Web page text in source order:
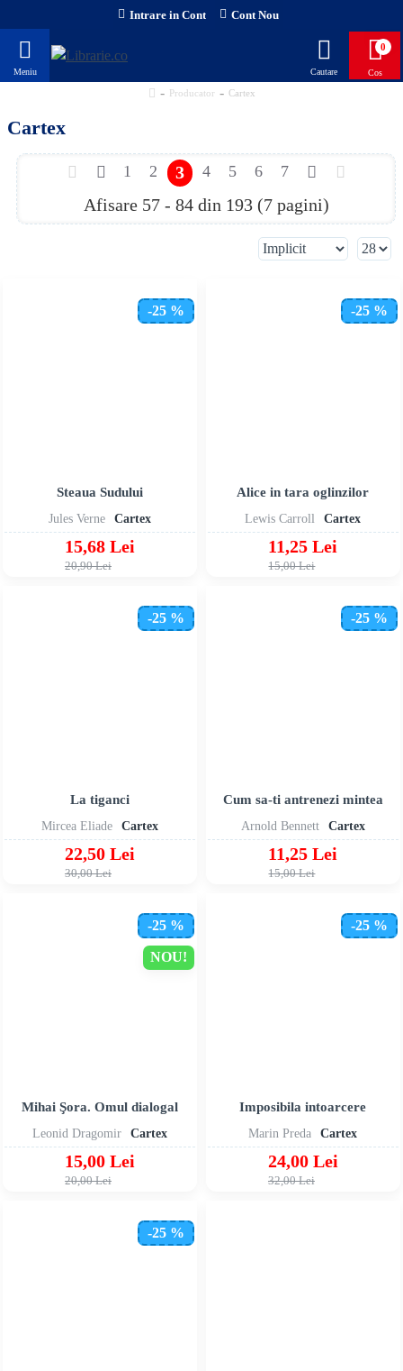
Intrare in Cont Cont Nou
0
Producator Cartex
Cartex
1 2 3 4 5 6 7
Afisare 57 - 84 din 193 (7 pagini)
-25 %
Jules Verne Cartex
Steaua Sudului
15,68 Lei
20,90 Lei
-25 %
Lewis Carroll Cartex
Alice in tara oglinzilor
11,25 Lei
15,00 Lei
-25 %
Mircea Eliade Cartex
La tiganci
22,50 Lei
30,00 Lei
-25 %
Arnold Bennett Cartex
Cum sa-ti antrenezi mintea
11,25 Lei
15,00 Lei
NOU!
-25 %
Leonid Dragomir Cartex
Mihai Şora. Omul dialogal
15,00 Lei
20,00 Lei
-25 %
Marin Preda Cartex
Imposibila intoarcere
24,00 Lei
32,00 Lei
-25 %